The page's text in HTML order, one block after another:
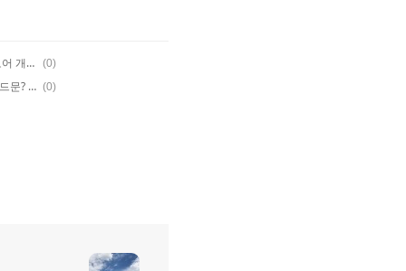
통신판매업 인터넷 신고방법, 스마트스토어 개설시 필수 신고 (0)
5년만에 슈퍼블루문, 스트로베리문?블러드문? 달이름 뜻 (0)